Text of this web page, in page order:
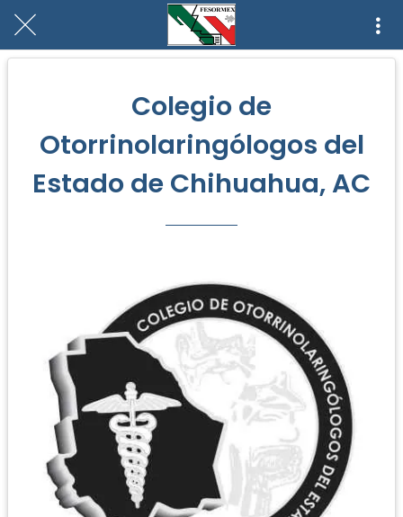
Colegio de
Otorrinolaringólogos del
Estado de Chihuahua, AC